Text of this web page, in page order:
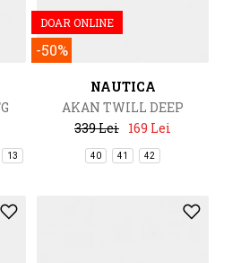
13
DOAR ONLINE
-50%
NAUTICA
AKAN TWILL DEEP
339 Lei 169 Lei
40 41 42